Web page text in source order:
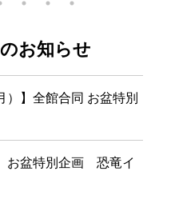
お知らせ
）】全館合同 お盆特別
お盆特別企画 恐竜イ